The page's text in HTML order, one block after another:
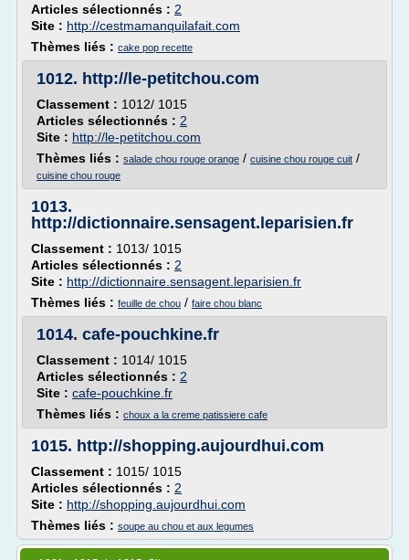
Articles sélectionnés : 2
Site : http://cestmamanquilafait.com
Thèmes liés : cake pop recette
1012. http://le-petitchou.com
Classement : 1012/ 1015
Articles sélectionnés : 2
Site : http://le-petitchou.com
Thèmes liés : salade chou rouge orange / cuisine chou rouge cuit /
cuisine chou rouge
1013.
http://dictionnaire.sensagent.leparisien.fr
Classement : 1013/ 1015
Articles sélectionnés : 2
Site : http://dictionnaire.sensagent.leparisien.fr
Thèmes liés : feuille de chou / faire chou blanc
1014. cafe-pouchkine.fr
Classement : 1014/ 1015
Articles sélectionnés : 2
Site : cafe-pouchkine.fr
Thèmes liés : choux a la creme patissiere cafe
1015. http://shopping.aujourdhui.com
Classement : 1015/ 1015
Articles sélectionnés : 2
Site : http://shopping.aujourdhui.com
Thèmes liés : soupe au chou et aux legumes